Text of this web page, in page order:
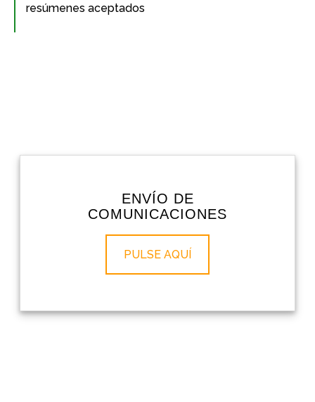
resúmenes aceptados
ENVÍO DE
COMUNICACIONES
PULSE AQUÍ